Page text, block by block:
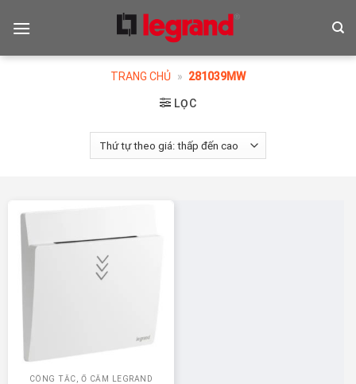
TRANG CHỦ » 281039MW
LỌC
CÔNG TẮC, Ổ CẮM LEGRAND